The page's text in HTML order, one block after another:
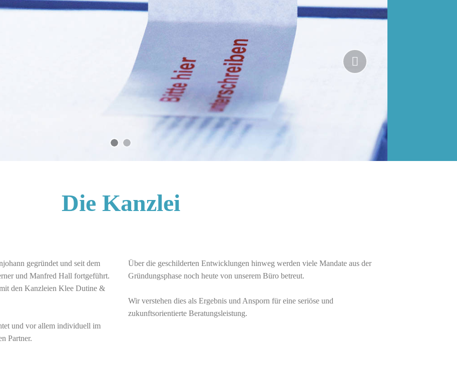
Next
Die Kanzlei
gegründet und seit dem
und Manfred Hall fortgeführt.
den Kanzleien Klee Dutine &
und vor allem individuell im
Partner.
Über die geschilderten Entwicklungen hinweg werden viele Mandate aus der
Gründungsphase noch heute von unserem Büro betreut.
Wir verstehen dies als Ergebnis und Ansporn für eine seriöse und
zukunftsorientierte Beratungsleistung.